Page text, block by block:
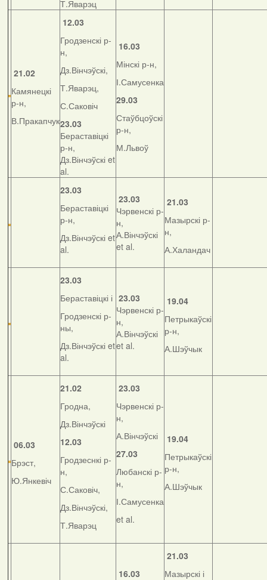
Т.Яварэц
21.02
Камянецкі
р-н,
В.Пракапчук
12.03
Гродзенскі р-
н,
Дз.Вінчэўскі,
Т.Яварэц,
С.Саковіч
23.03
Бераставіцкі
р-н,
Дз.Вінчэўскі et
al.
16.03
Мінскі р-н,
І.Самусенка
29.03
Стаўбцоўскі
р-н,
М.Львоў
23.03
Бераставіцкі
р-н,
Дз.Вінчэўскі et
al.
23.03
Чэрвенскі р-
н,
А.Вінчэўскі
et al.
21.03
Мазырскі р-
н,
А.Халандач
23.03
Бераставіцкі і
Гродзенскі р-
ны,
Дз.Вінчэўскі et
al.
23.03
Чэрвенскі р-
н,
А.Вінчэўскі
et al.
19.04
Петрыкаўскі
р-н,
А.Шэўчык
06.03
Брэст,
Ю.Янкевіч
21.02
Гродна,
Дз.Вінчэўскі
12.03
Гродзеснкі р-
н,
С.Саковіч,
Дз.Вінчэўскі,
Т.Яварэц
23.03
Чэрвенскі р-
н,
А.Вінчэўскі
27.03
Любанскі р-
н,
І.Самусенка
et al.
19.04
Петрыкаўскі
р-н,
А.Шэўчык
16.03
21.03
Мазырскі і